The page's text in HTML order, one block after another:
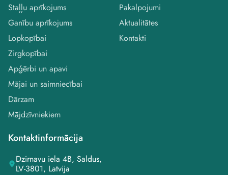
Staļļu aprīkojums
Ganību aprīkojums
Lopkopībai
Zirgkopībai
Apģērbi un apavi
Mājai un saimniecībai
Dārzam
Mājdzīvniekiem
Pakalpojumi
Aktualitātes
Kontakti
Kontaktinformācija
Dzirnavu iela 4B, Saldus,
LV-3801, Latvija